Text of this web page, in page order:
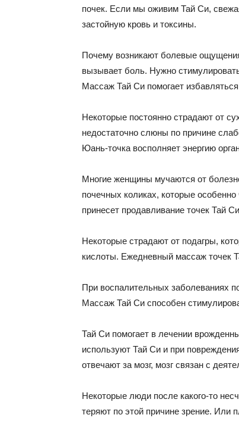
почек. Если мы оживим Тай Си,
застойную кровь и токсины.
Почему возникают болевые
вызывает боль. Нужно
Массаж Тай Си помогает
Некоторые постоянно страдают от
недостаточно слюны по причине
Юань-точка восполняет энергию
Многие женщины мучаются от
почечных коликах, которые
принесет продавливание точек Тай
Некоторые страдают от подагры,
кислоты. Ежедневный массаж точек
При воспалительных заболеваниях
Массаж Тай Си способен
Тай Си помогает в лечении
используют Тай Си и при
отвечают за мозг, мозг связан с
Некоторые люди после какого-то
теряют по этой причине зрение. Или